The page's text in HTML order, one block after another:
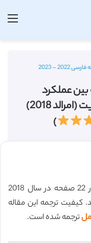
- 2023
بین عملکرد
استراتژیک و حسابداری مدیریت (امرالد 2018)
)
این مقاله انگلیسی ISI در نشریه امرالد در 22 صفحه در سال 2018
صفحه میباشد. کیفیت ترجمه این مقاله
ترجمه شده است.